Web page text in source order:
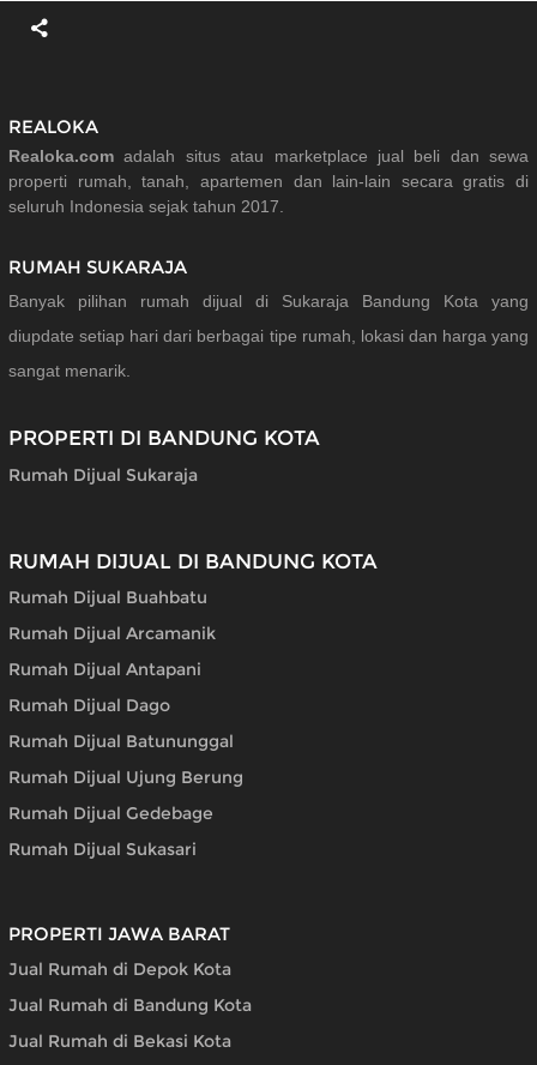
REALOKA
Realoka.com adalah situs atau marketplace jual beli dan sewa
properti rumah, tanah, apartemen dan lain-lain secara gratis di
seluruh Indonesia sejak tahun 2017.
RUMAH SUKARAJA
Banyak pilihan rumah dijual di Sukaraja Bandung Kota yang
diupdate setiap hari dari berbagai tipe rumah, lokasi dan harga yang
sangat menarik.
PROPERTI DI BANDUNG KOTA
Rumah Dijual Sukaraja
RUMAH DIJUAL DI BANDUNG KOTA
Rumah Dijual Buahbatu
Rumah Dijual Arcamanik
Rumah Dijual Antapani
Rumah Dijual Dago
Rumah Dijual Batununggal
Rumah Dijual Ujung Berung
Rumah Dijual Gedebage
Rumah Dijual Sukasari
PROPERTI JAWA BARAT
Jual Rumah di Depok Kota
Jual Rumah di Bandung Kota
Jual Rumah di Bekasi Kota